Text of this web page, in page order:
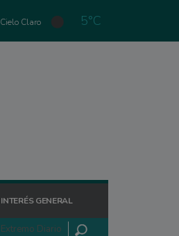
Cielo Claro 5°C
INTERÉS GENERAL